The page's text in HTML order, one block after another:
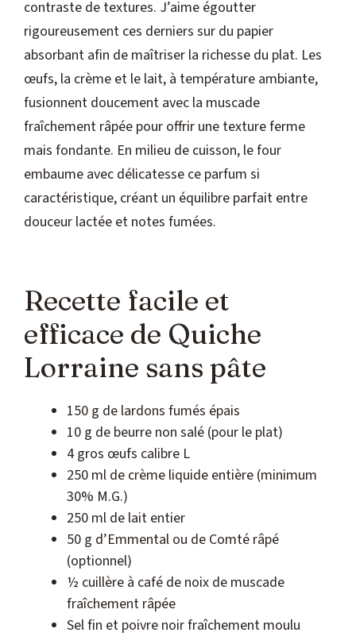
contraste de textures. J’aime égoutter
rigoureusement ces derniers sur du papier
absorbant afin de maîtriser la richesse du plat. Les
œufs, la crème et le lait, à température ambiante,
fusionnent doucement avec la muscade
fraîchement râpée pour offrir une texture ferme
mais fondante. En milieu de cuisson, le four
embaume avec délicatesse ce parfum si
caractéristique, créant un équilibre parfait entre
douceur lactée et notes fumées.
Recette facile et
efficace de Quiche
Lorraine sans pâte
150 g de lardons fumés épais
10 g de beurre non salé (pour le plat)
4 gros œufs calibre L
250 ml de crème liquide entière (minimum
30% M.G.)
250 ml de lait entier
50 g d’Emmental ou de Comté râpé
(optionnel)
½ cuillère à café de noix de muscade
fraîchement râpée
Sel fin et poivre noir fraîchement moulu